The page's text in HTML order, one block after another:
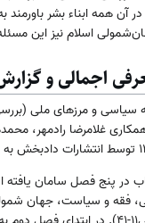
سطح بندی‌های مختلف
آن همه ابناء بشر
اسلام نیز این
اجمالی و
سیاسی و مرزهای ملی
است.
در پنج فصل سامان
فقه و سیاست، جهان